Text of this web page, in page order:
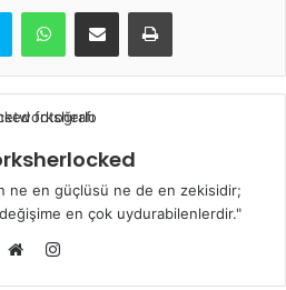
Skype WhatsAppE-Posta ile paylaş Yazdır
ne en güçlüsü ne de en zekisidir;
en çok uydurabilenlerdir."
Instagram